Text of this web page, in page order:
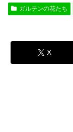
ガルテンの花たち
X